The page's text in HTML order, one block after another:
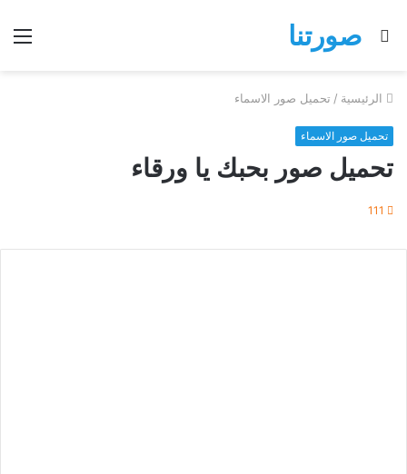
صورتنا
بحث
الرئيسية / تحميل صور الاسماء
تحميل صور الاسماء
تحميل صور بحبك يا ورقاء
111